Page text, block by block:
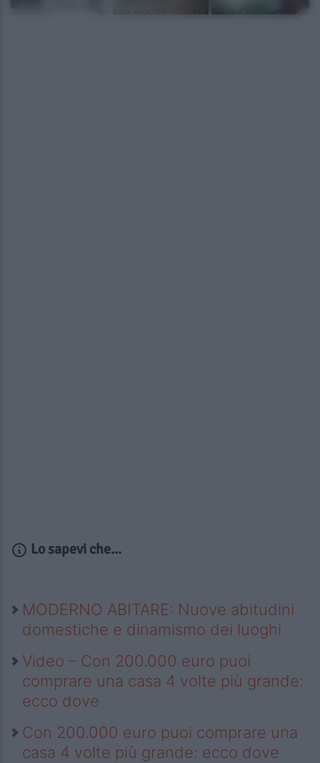
Lo sapevi che...
MODERNO ABITARE: Nuove abitudini
domestiche e dinamismo dei luoghi
Video – Con 200.000 euro puoi
comprare una casa 4 volte più grande:
ecco dove
Con 200.000 euro puoi comprare una
casa 4 volte più grande: ecco dove